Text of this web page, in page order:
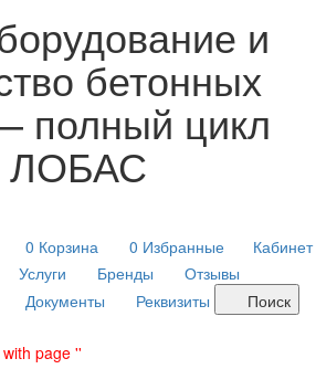
и
бетонных
полный цикл
ЛОБАС
0 Корзина 0 Избранные
Кабинет
Услуги Бренды
Отзывы
Документы Реквизиты
Поиск
page ''